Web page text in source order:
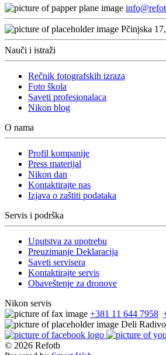
Pčinjska
Nauči i istraži
Rečnik fotografskih izraza
Foto škola
Saveti profesionalaca
Nikon blog
O nama
Profil kompanije
Press materijal
Nikon dan
Kontaktirajte nas
Izjava o zaštiti podataka
Servis i podrška
Uputstva za upotrebu
Preuzimanje Deklaracija
Saveti servisera
Kontaktirajte servis
Obaveštenje za dronove
Nikon servis
+381 11 644 7958
Deli
© 2026 Refotb